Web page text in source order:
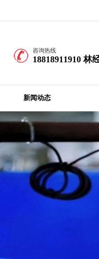
咨询热线
18818911910 林
新闻动态